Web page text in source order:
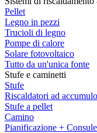
Pellet
Legno in pezzi
Trucioli di legno
Pompe di calore
Solare fotovoltaico
Tutto da un'unica fonte
Stufe e caminetti
Stufe
Riscaldatori ad accumulo
Stufe a pellet
Camino
Pianificazione +